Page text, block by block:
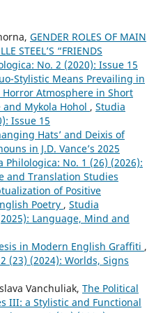
GENDER ROLES OF MAIN
STEEL’S “FRIENDS
No. 2 (2020): Issue 15
Stylistic Means Prevailing in
Atmosphere in Short
and Mykola Hohol , Studia
Issue 15
Hats’ and Deixis of
in J.D. Vance’s 2025
Philologica: No. 1 (26) (2026):
and Translation Studies
of Positive
Poetry , Studia
Language, Mind and
in Modern English Graffiti ,
(23) (2024): Worlds, Signs
Vanchuliak, The Political
III: a Stylistic and Functional